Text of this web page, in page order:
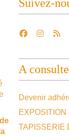
Suivez-
A
Devenir
TAPISSERIE